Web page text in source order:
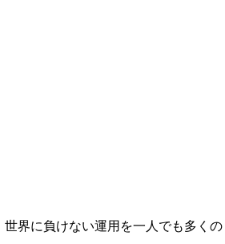
界に負けない運用を一人でも多くの